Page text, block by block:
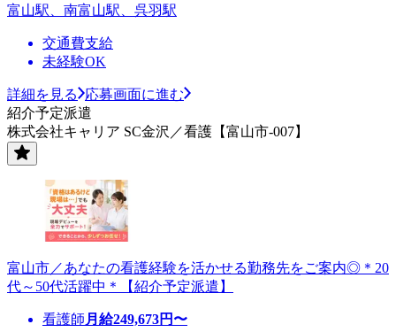
富山駅、南富山駅、呉羽駅
交通費支給
未経験OK
詳細を見る
応募画面に進む
紹介予定派遣
株式会社キャリア SC金沢／看護【富山市-007】
富山市／あなたの看護経験を活かせる勤務先をご案内◎＊20
代～50代活躍中＊【紹介予定派遣】
看護師 月給249,673円〜